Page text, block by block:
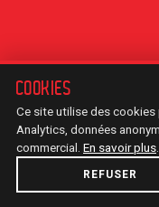
COOKIES
Ce site utilise des cookies
Analytics, données
commercial. En savoir plus
REFUSER